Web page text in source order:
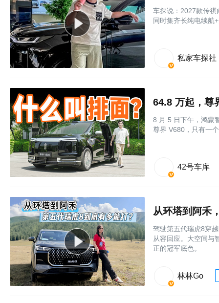
车探说：2027款传
同时集齐长纯电续航
私家车探社
64.8 万起，尊
8 月 5 日下午，鸿蒙
尊界 V680，只有一
42号车库
从环塔到阿禾
驾驶第五代瑞虎8穿
从容回应。大空间与
正的冠军底色。
林林Go